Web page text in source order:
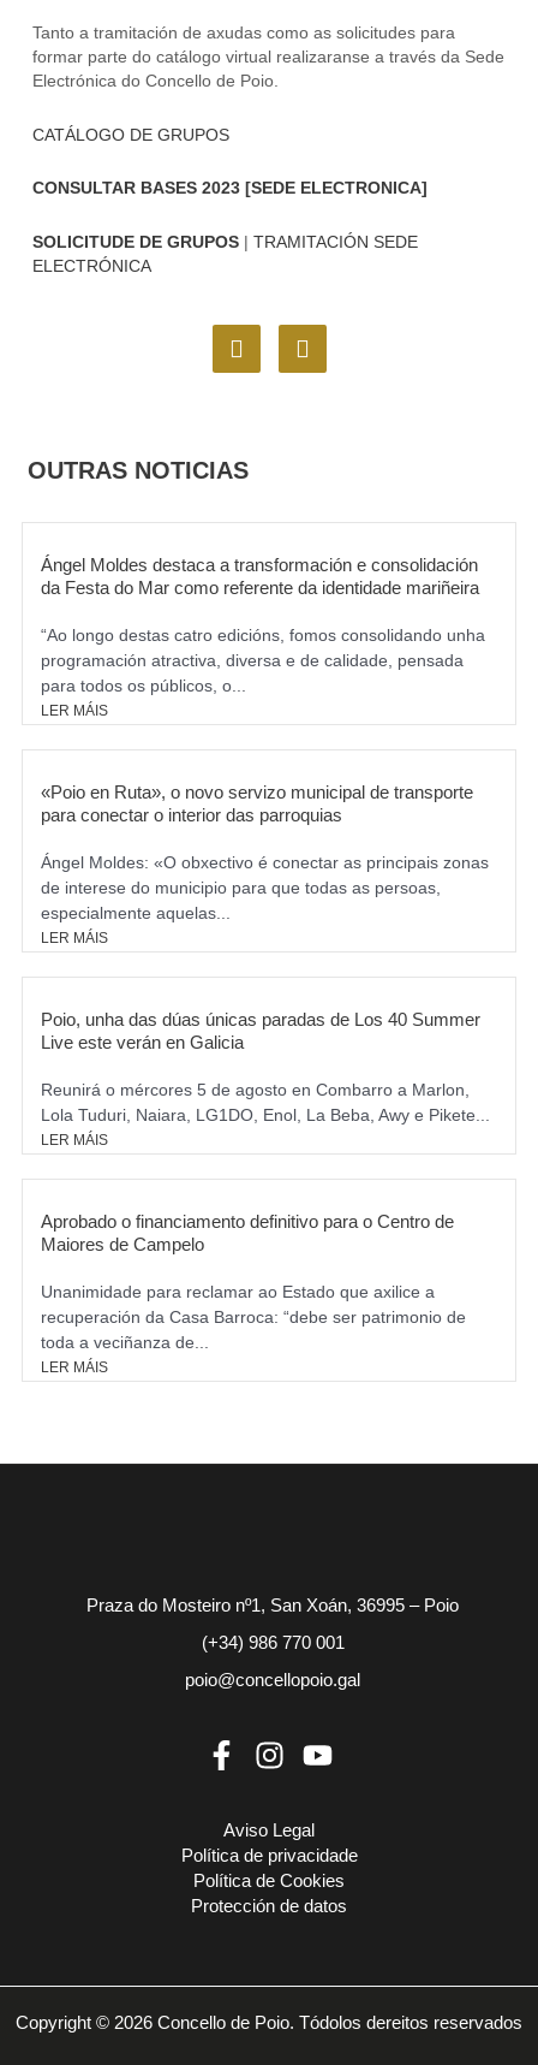
Tanto a tramitación de axudas como as solicitudes para
formar parte do catálogo virtual realizaranse a través da Sede
Electrónica do Concello de Poio.
CATÁLOGO DE GRUPOS
CONSULTAR BASES 2023 [SEDE ELECTRONICA]
SOLICITUDE DE GRUPOS |TRAMITACIÓN SEDE
ELECTRÓNICA
F
a
o
o
I
n
m
OUTRAS NOTICIAS
Ángel Moldes destaca a transformación e consolidación
da Festa do Mar como referente da identidade mariñeira
“Ao longo destas catro edicións, fomos consolidando unha
programación atractiva, diversa e de calidade, pensada
para todos os públicos, o...
LER MÁIS
«Poio en Ruta», o novo servizo municipal de transporte
para conectar o interior das parroquias
Ángel Moldes: «O obxectivo é conectar as principais zonas
de interese do municipio para que todas as persoas,
especialmente aquelas...
LER MÁIS
Poio, unha das dúas únicas paradas de Los 40 Summer
Live este verán en Galicia
Reunirá o mércores 5 de agosto en Combarro a Marlon,
Lola Tuduri, Naiara, LG1DO, Enol, La Beba, Awy e Pikete...
LER MÁIS
Aprobado o financiamento definitivo para o Centro de
Maiores de Campelo
Unanimidade para reclamar ao Estado que axilice a
recuperación da Casa Barroca: “debe ser patrimonio de
toda a veciñanza de...
LER MÁIS
Praza do Mosteiro nº1, San Xoán, 36995 – Poio
(+34) 986 770 001
poio@concellopoio.gal
Aviso Legal
Política de privacidade
Política de Cookies
Protección de datos
Copyright © 2026 Concello de Poio. Tódolos dereitos reservados